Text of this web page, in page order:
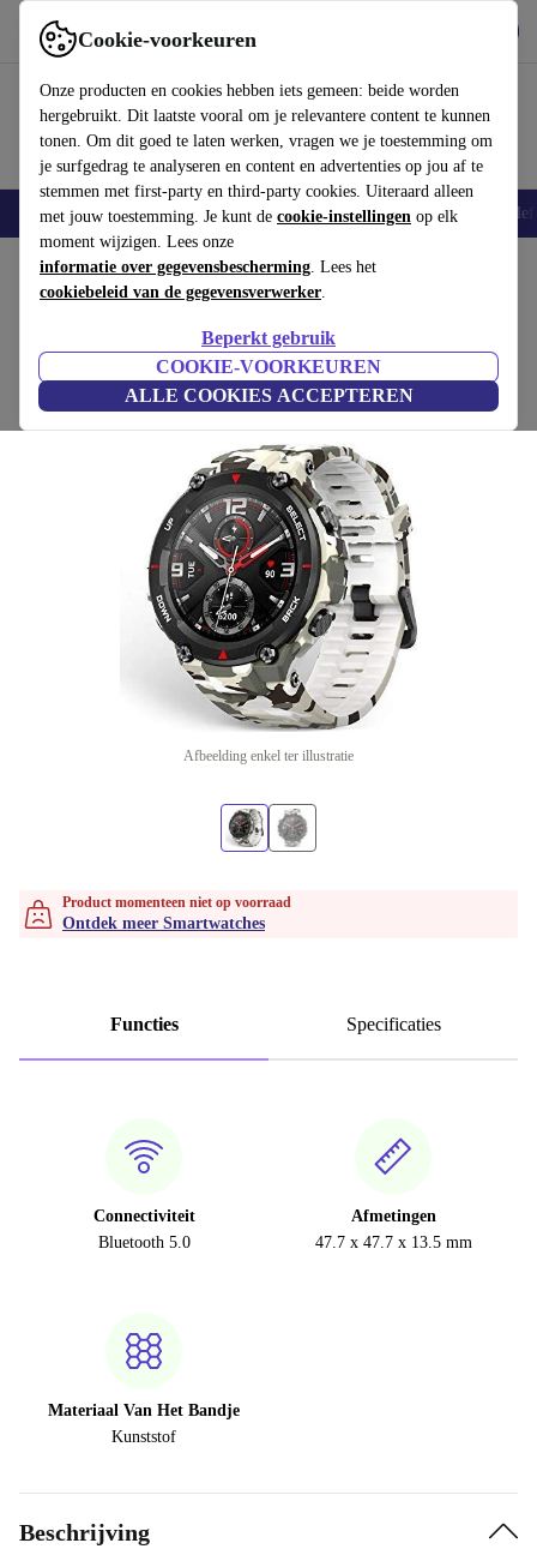
Cookie-voorkeuren
Onze producten en cookies hebben iets gemeen: beide worden
hergebruikt. Dit laatste vooral om je relevantere content te kunnen
tonen. Om dit goed te laten werken, vragen we je toestemming om
je surfgedrag te analyseren en content en advertenties op jou af te
stemmen met first-party en third-party cookies. Uiteraard alleen
met jouw toestemming. Je kunt de cookie-instellingen op elk
moment wijzigen. Lees onze
informatie over gegevensbescherming. Lees het
cookiebeleid van de gegevensverwerker.
Beperkt gebruik
COOKIE-VOORKEUREN
ALLE COOKIES ACCEPTEREN
Gebruik refurbed snel en eenvoudig
Smartphones Laptops Tablets Smartwatches Accessoires
Home Producten Smartwatches
Huami Amazfit T-Rex (2020)
Camouflagegroen
(Beoordelingen worden verzameld)
Afbeelding enkel ter illustratie
Product momenteen niet op voorraad
Ontdek meer Smartwatches
Functies Specificaties
Connectiviteit
Bluetooth 5.0
Afmetingen
47.7 x 47.7 x 13.5 mm
Materiaal Van Het Bandje
Kunststof
Beschrijving